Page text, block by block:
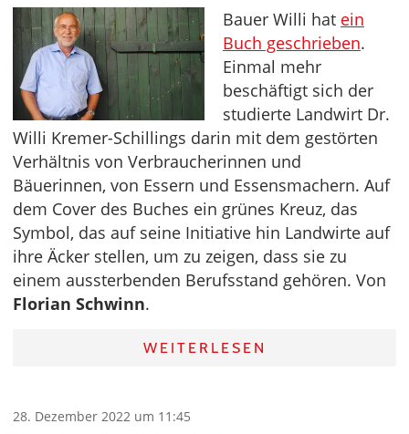
Bauer Willi hat ein
Buch geschrieben.
Einmal mehr
beschäftigt sich der
studierte Landwirt Dr.
Willi Kremer-Schillings darin mit dem gestörten
Verhältnis von Verbraucherinnen und
Bäuerinnen, von Essern und Essensmachern. Auf
dem Cover des Buches ein grünes Kreuz, das
Symbol, das auf seine Initiative hin Landwirte auf
ihre Äcker stellen, um zu zeigen, dass sie zu
einem aussterbenden Berufsstand gehören. Von
Florian Schwinn.
WEITERLESEN
28. Dezember 2022 um 11:45